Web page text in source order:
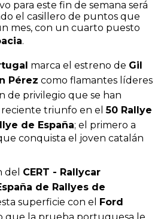
para este fin de semana será
el casillero de puntos que
mes, con un cuarto puesto
.
marca el estreno de Gil
Pérez como flamantes líderes
de privilegio que se han
reciente triunfo en el50 Rallye
de España; el primero a
conquista el joven catalán
del CERT - Rallycar
de Rallyes de
superficie con el Ford
que la prueba portuguesa le